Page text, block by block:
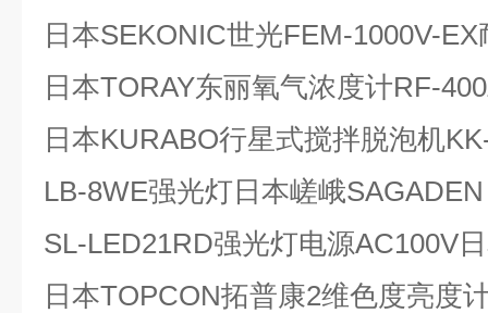
日本SEKONIC世光FEM-1000V-
日本TORAY东丽氧气浓度计RF-
日本KURABO行星式搅拌脱泡机
LB-8WE强光灯日本嵯峨SAGADEN
SL-LED21RD强光灯电源AC100V
日本TOPCON拓普康2维色度亮度